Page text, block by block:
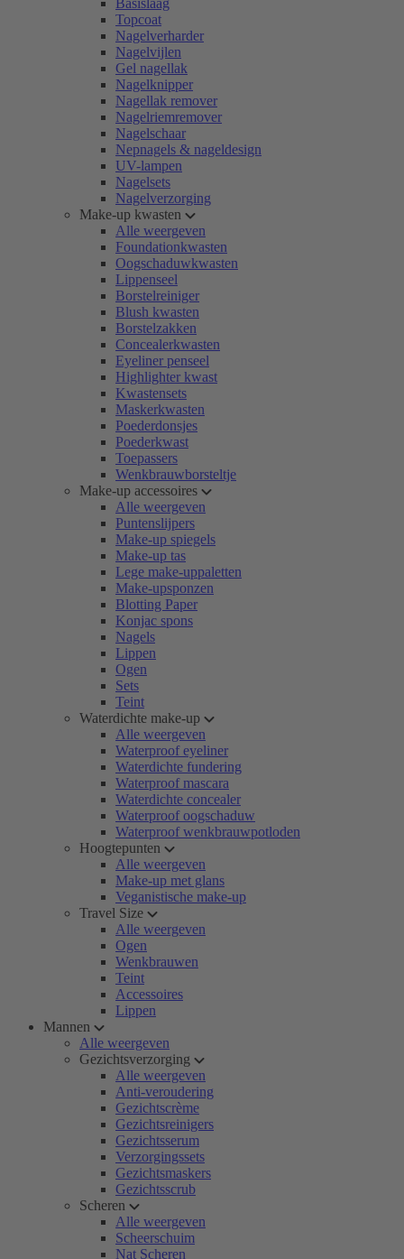
Basislaag
Topcoat
Nagelverharder
Nagelvijlen
Gel nagellak
Nagelknipper
Nagellak remover
Nagelriemremover
Nagelschaar
Nepnagels & nageldesign
UV-lampen
Nagelsets
Nagelverzorging
Make-up kwasten
Alle weergeven
Foundationkwasten
Oogschaduwkwasten
Lippenseel
Borstelreiniger
Blush kwasten
Borstelzakken
Concealerkwasten
Eyeliner penseel
Highlighter kwast
Kwastensets
Maskerkwasten
Poederdonsjes
Poederkwast
Toepassers
Wenkbrauwborsteltje
Make-up accessoires
Alle weergeven
Puntenslijpers
Make-up spiegels
Make-up tas
Lege make-uppaletten
Make-upsponzen
Blotting Paper
Konjac spons
Nagels
Lippen
Ogen
Sets
Teint
Waterdichte make-up
Alle weergeven
Waterproof eyeliner
Waterdichte fundering
Waterproof mascara
Waterdichte concealer
Waterproof oogschaduw
Waterproof wenkbrauwpotloden
Hoogtepunten
Alle weergeven
Make-up met glans
Veganistische make-up
Travel Size
Alle weergeven
Ogen
Wenkbrauwen
Teint
Accessoires
Lippen
Mannen
Alle weergeven
Gezichtsverzorging
Alle weergeven
Anti-veroudering
Gezichtscrème
Gezichtsreinigers
Gezichtsserum
Verzorgingssets
Gezichtsmaskers
Gezichtsscrub
Scheren
Alle weergeven
Scheerschuim
Nat Scheren